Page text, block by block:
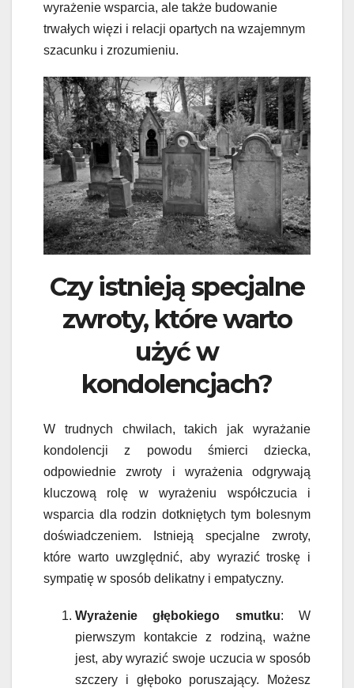
wyrażenie wsparcia, ale także budowanie
trwałych więzi i relacji opartych na wzajemnym
szacunku i zrozumieniu.
Czy istnieją specjalne
zwroty, które warto
użyć w
kondolencjach?
W trudnych chwilach, takich jak wyrażanie
kondolencji z powodu śmierci dziecka,
odpowiednie zwroty i wyrażenia odgrywają
kluczową rolę w wyrażeniu współczucia i
wsparcia dla rodzin dotkniętych tym bolesnym
doświadczeniem. Istnieją specjalne zwroty,
które warto uwzględnić, aby wyrazić troskę i
sympatię w sposób delikatny i empatyczny.
Wyrażenie głębokiego smutku: W
pierwszym kontakcie z rodziną, ważne
jest, aby wyrazić swoje uczucia w sposób
szczery i głęboko poruszający. Możesz